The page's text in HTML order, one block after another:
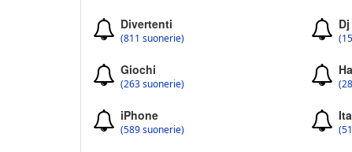
Divertenti
(811 suonerie)
Giochi
(263 suonerie)
iPhone
(589 suonerie)